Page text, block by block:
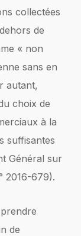
collectées
de
« non
sans en
autant,
choix de
à la
suffisantes
Général sur
2016-679).
de